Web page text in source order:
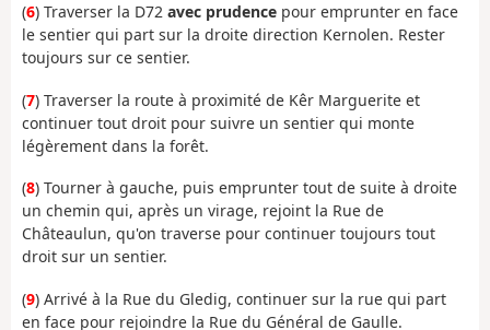
(6) Traverser la D72 avec prudence pour emprunter en face
le sentier qui part sur la droite direction Kernolen. Rester
toujours sur ce sentier.
(7) Traverser la route à proximité de Kêr Marguerite et
continuer tout droit pour suivre un sentier qui monte
légèrement dans la forêt.
(8) Tourner à gauche, puis emprunter tout de suite à droite
un chemin qui, après un virage, rejoint la Rue de
Châteaulun, qu'on traverse pour continuer toujours tout
droit sur un sentier.
(9) Arrivé à la Rue du Gledig, continuer sur la rue qui part
en face pour rejoindre la Rue du Général de Gaulle.